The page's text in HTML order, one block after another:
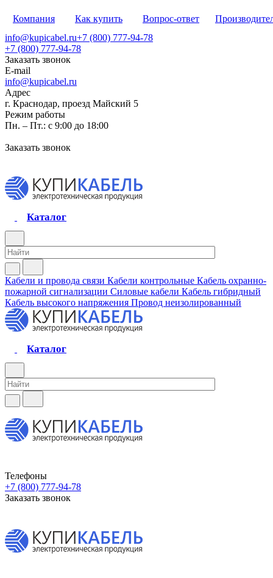
Компания Как купить Вопрос-ответ
info@kupicabel.ru+7 (800) 777-94-78
+7 (800) 777-94-78
Заказать звонок
E-mail
info@kupicabel.ru
Адрес
г. Краснодар, проезд Майский 5
Режим работы
Пн. – Пт.: с 9:00 до 18:00
Заказать звонок
Каталог
Кабели и провода связи Кабели контрольные Кабель охранно-
пожарной сигнализации Силовые кабели Кабель гибридный
Кабель высокого напряжения Провод неизолированный
Каталог
Телефоны
+7 (800) 777-94-78
Заказать звонок